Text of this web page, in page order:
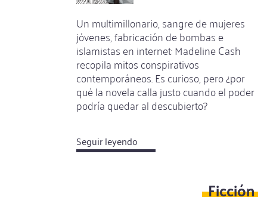
Un multimillonario, sangre de mujeres
jóvenes, fabricación de bombas e
islamistas en internet: Madeline Cash
recopila mitos conspirativos
contemporáneos. Es curioso, pero ¿por
qué la novela calla justo cuando el poder
podría quedar al descubierto?
Seguir leyendo
Quien
Ficción